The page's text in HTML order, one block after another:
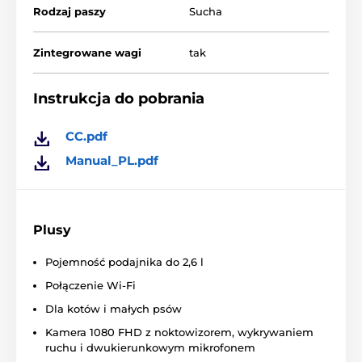
Antypoślizgowa podkładka utrzymuje dozownik na
miejscu
Czujnik informuje
o braku karmy
Kąt kamery do147°
Dwukierunkowy
Możliwość
nagrywania obrazu i dźwięku do 256
GB
Doskonała widoczność nawet poza domem
Czerwona dioda LED ostrzega o niedoborach.
Aplikacja mobilna umożliwia monitorowanie stanu
karmy z dowolnego miejsca, dzięki czemu nigdy nie
Rodzaj paszy Sucha
Zintegrowane wagi tak
Instrukcja do pobrania
CC.pdf
Manual_PL.pdf
Plusy
Pojemność podajnika do 2,6 l
Połączenie Wi-Fi
Dla kotów i małych psów
Kamera 1080 FHD z noktowizorem, wykrywaniem
ruchu i dwukierunkowym mikrofonem